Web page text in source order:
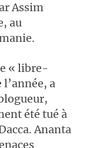
Assim
au
« libre-
a
été tué à
Ananta